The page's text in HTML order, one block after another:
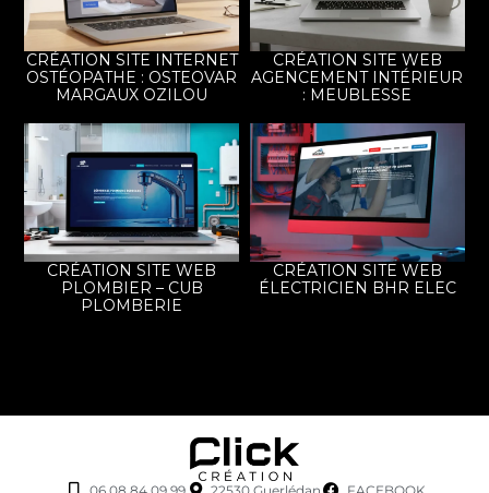
CRÉATION SITE INTERNET
OSTÉOPATHE : OSTEOVAR
MARGAUX OZILOU
CRÉATION SITE WEB
AGENCEMENT INTÉRIEUR
: MEUBLESSE
CRÉATION SITE WEB
PLOMBIER – CUB
PLOMBERIE
CRÉATION SITE WEB
ÉLECTRICIEN BHR ELEC